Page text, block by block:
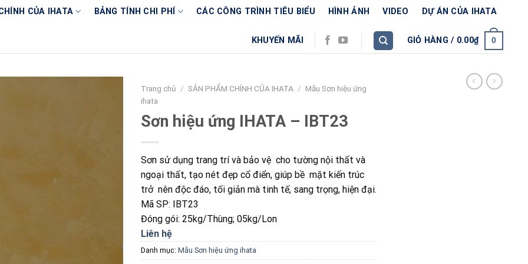
CỦA IHATA BẢNG TÍNH CHI PHÍ CÁC CÔNG TRÌNH TIÊU BIỂU HÌNH ẢNH VIDEO DỰ ÁN CỦA IHATA
KHUYẾN MÃI GIỎ HÀNG / 0.00₫ 0
Trang chủ / SẢN PHẨM CHÍNH CỦA IHATA / Mẫu Sơn hiệu ứng
ihata
Sơn hiệu ứng IHATA – IBT23
Sơn sử dụng trang trí và bảo vệ cho tường nội thất và
ngoại thất, tạo nét đẹp cổ điển, giúp bề mặt kiến trúc
trở nên độc đáo, tối giản mà tinh tế, sang trọng, hiện đại.
Mã SP: IBT23
Đóng gói: 25kg/Thùng; 05kg/Lon
Liên hệ
Danh mục: Mẫu Sơn hiệu ứng ihata